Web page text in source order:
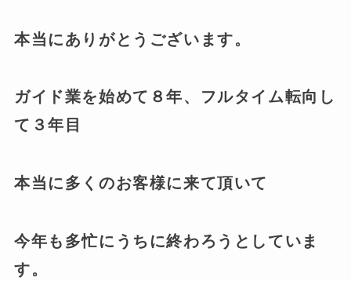
本当にありがとうございます。
ガイド業を始めて８年、フルタイム転向し
て３年目
本当に多くのお客様に来て頂いて
今年も多忙にうちに終わろうとしていま
す。